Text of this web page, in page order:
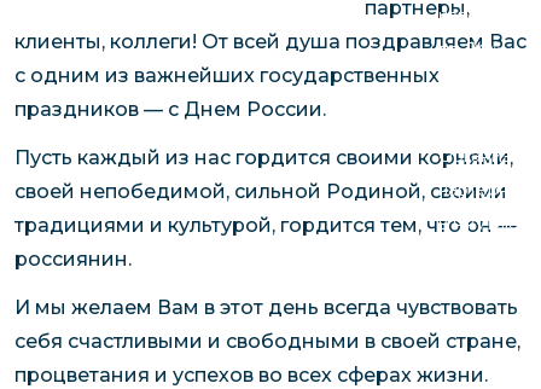
чартерных
по РФ
Заявка на
Якутия
перевозки
чартерных
в Якутию
партнеры,
клиенты, коллеги! От всей душа поздравляем Вас
с одним из важнейших государственных
праздников — с Днем России.
Пусть каждый из нас гордится своими корнями,
своей непобедимой, сильной Родиной, своими
традициями и культурой, гордится тем, что он —
россиянин.
И мы желаем Вам в этот день всегда чувствовать
себя счастливыми и свободными в своей стране,
процветания и успехов во всех сферах жизни.